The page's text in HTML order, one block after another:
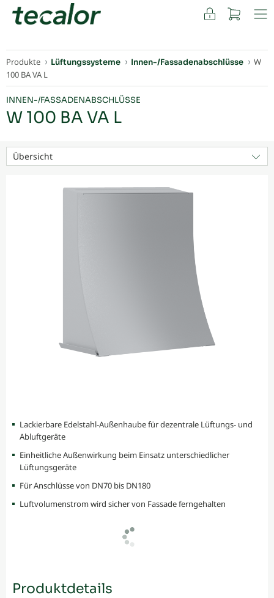
FACHKUNDEN
Produkte Lüftungssysteme Innen-/Fassadenabschlüsse
W
100 BA VA L
INNEN-/FASSADENABSCHLÜSSE
W 100 BA VA L
Übersicht
Lackierbare Edelstahl-Außenhaube für dezentrale Lüftungs- und
Abluftgeräte
Einheitliche Außenwirkung beim Einsatz unterschiedlicher
Lüftungsgeräte
Für Anschlüsse von DN70 bis DN180
Luftvolumenstrom wird sicher von Fassade ferngehalten
Produktdetails